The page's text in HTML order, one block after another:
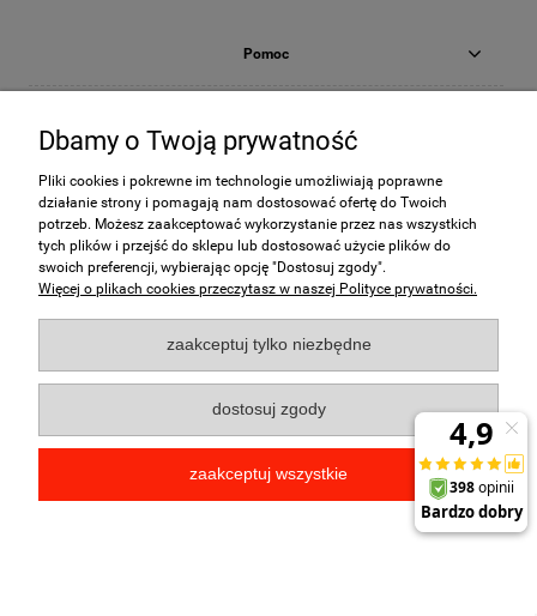
Pomoc
Informacje
O nas
bok@damtry.pl
807-406
pokaż pełną wersję strony
Dbamy o Twoją prywatność
Pliki cookies i pokrewne im technologie umożliwiają poprawne
działanie strony i pomagają nam dostosować ofertę do Twoich
potrzeb. Możesz zaakceptować wykorzystanie przez nas wszystkich
tych plików i przejść do sklepu lub dostosować użycie plików do
swoich preferencji, wybierając opcję "Dostosuj zgody".
Więcej o plikach cookies przeczytasz w naszej Polityce prywatności.
zaakceptuj tylko niezbędne
dostosuj zgody
zaakceptuj wszystkie